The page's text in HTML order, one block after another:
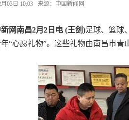
03日 10:03 来源： 中国新闻网
网南昌2月2日电 (王剑)足球、篮球
“心愿礼物”。这些礼物由南昌市青